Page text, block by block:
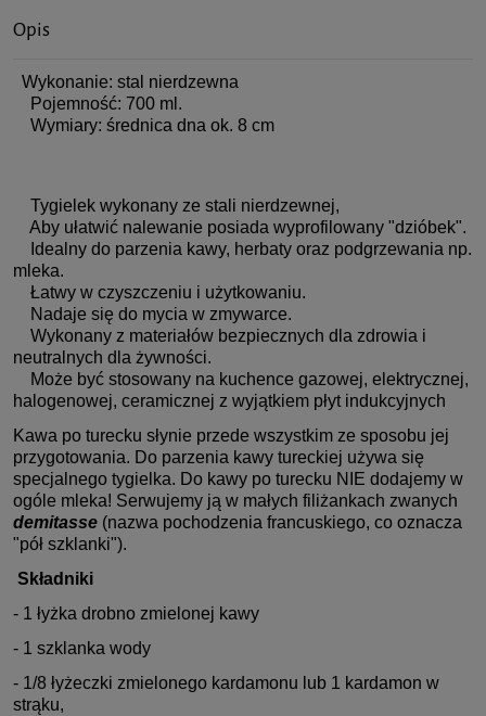
Opis
Wykonanie: stal nierdzewna
Pojemność: 700 ml.
Wymiary: średnica dna ok. 8 cm
Tygielek wykonany ze stali nierdzewnej,
Aby ułatwić nalewanie posiada wyprofilowany "dzióbek".
Idealny do parzenia kawy, herbaty oraz podgrzewania np.
mleka.
Łatwy w czyszczeniu i użytkowaniu.
Nadaje się do mycia w zmywarce.
Wykonany z materiałów bezpiecznych dla zdrowia i
neutralnych dla żywności.
Może być stosowany na kuchence gazowej, elektrycznej,
halogenowej, ceramicznej z wyjątkiem płyt indukcyjnych
Kawa po turecku słynie przede wszystkim ze sposobu jej
przygotowania. Do parzenia kawy tureckiej używa się
specjalnego tygielka. Do kawy po turecku NIE dodajemy w
ogóle mleka! Serwujemy ją w małych filiżankach zwanych
demitasse (nazwa pochodzenia francuskiego, co oznacza
"pół szklanki").
Składniki
- 1 łyżka drobno zmielonej kawy
- 1 szklanka wody
- 1/8 łyżeczki zmielonego kardamonu lub 1 kardamon w
strąku,